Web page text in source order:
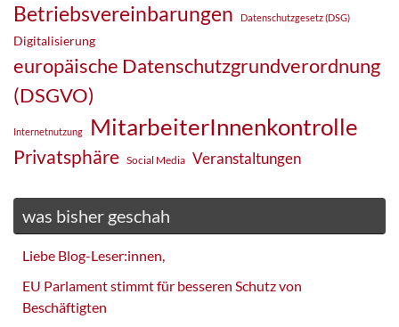
Betriebsvereinbarungen Datenschutzgesetz (DSG)
Digitalisierung
europäische Datenschutzgrundverordnung
(DSGVO)
Internetnutzung MitarbeiterInnenkontrolle
Privatsphäre Social Media Veranstaltungen
was bisher geschah
Liebe Blog-Leser:innen,
EU Parlament stimmt für besseren Schutz von
Beschäftigten